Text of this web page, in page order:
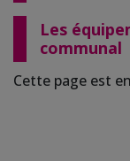
Les
communal
Cette page est